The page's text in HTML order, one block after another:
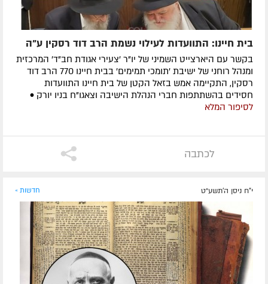
בית חיינו: התוועדות לעילוי נשמת הרב דוד רסקין ע"ה
בקשר עם היארצייט השמיני של יו"ר 'צעירי אגודת חב"ד' המרכזית
ומנהל רוחני של ישיבת 'תומכי תמימים' בבית חיינו 770 הרב דוד
רסקין, התקיימה אמש בזאל הקטן של בית חיינו התוועדות
חסידים בהשתתפות חברי הנהלת הישיבה וצאגו"ח בניו יורק •
לסיפור המלא
לכתבה
י"ח ניסן ה׳תשע״ט חדשות »